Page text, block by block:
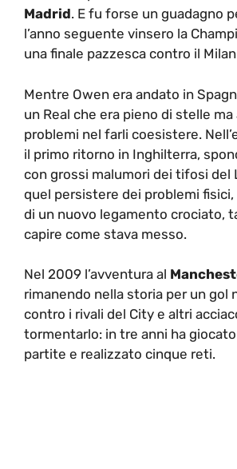
Madrid. E fu forse un guadagno
l’anno seguente vinsero la
una finale pazzesca contro il
Mentre Owen era andato in
un Real che era pieno di stelle
problemi nel farli coesistere.
il primo ritorno in Inghilterra,
con grossi malumori dei tifosi del
quel persistere dei problemi
di un nuovo legamento crociato,
capire come stava messo.
Nel 2009 l’avventura al
rimanendo nella storia per un gol
contro i rivali del City e altri
tormentarlo: in tre anni ha giocato
partite e realizzato cinque reti.